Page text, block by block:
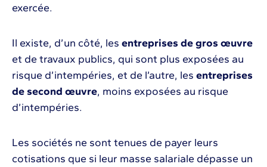
exercée.
Il existe, d’un côté, les entreprises de gros œuvre
et de travaux publics, qui sont plus exposées au
risque d’intempéries, et de l’autre, les entreprises
de second œuvre, moins exposées au risque
d’intempéries.
Les sociétés ne sont tenues de payer leurs
cotisations que si leur masse salariale dépasse un